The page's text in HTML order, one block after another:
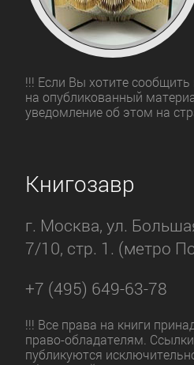
!!! Если Вы хотите
на опубликованный
уведомление об этом на
Книгозавр
г. Москва, ул.
7/10, стр. 1. (метро
+7 (495) 649-63-78
!!! Все права на книги
право-обладателям.
публикуются